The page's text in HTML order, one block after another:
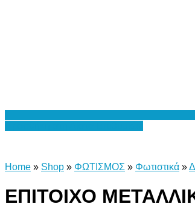
Home » Shop » ΦΩΤΙΣΜΟΣ » Φωτιστικά »
ΕΠΙΤΟΙΧΟ